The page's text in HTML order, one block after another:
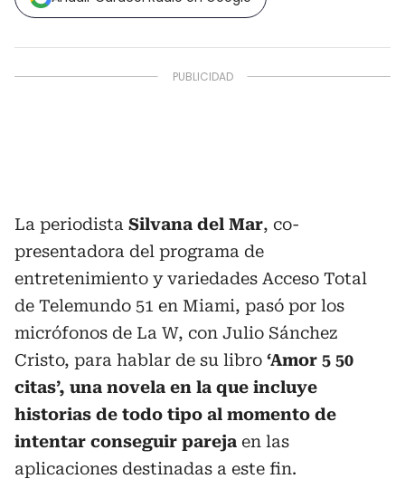
La periodista Silvana del Mar, co-
presentadora del programa de
entretenimiento y variedades Acceso Total
de Telemundo 51 en Miami, pasó por los
micrófonos de La W, con Julio Sánchez
Cristo, para hablar de su libro ‘Amor 5 50
citas’, una novela en la que incluye
historias de todo tipo al momento de
intentar conseguir pareja en las
aplicaciones destinadas a este fin.